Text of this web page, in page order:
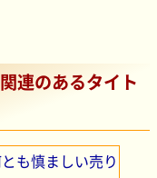
連のあるタイト
も慎ましい売り